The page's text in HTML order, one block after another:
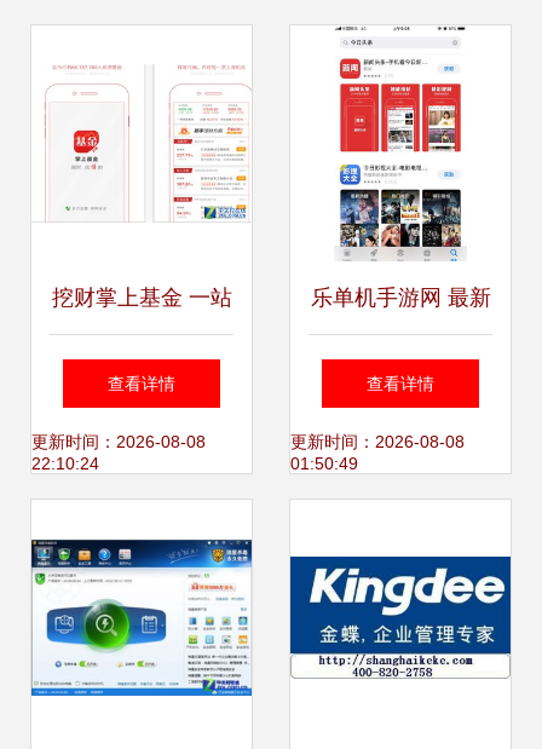
挖财掌上基金 一站
式理财资讯平台，
助您智享财富生活
查看详情
更新时间：2026-08-08
22:10:24
乐单机手游网 最新
最热门安卓手机游
戏软件资讯一网打
查看详情
更新时间：2026-08-08
01:50:49